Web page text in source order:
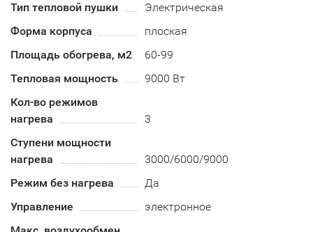
Тип тепловой пушки
Электрическая
Форма корпуса
плоская
Площадь обогрева, м2
60-99
Тепловая мощность
9000 Вт
Кол-во режимов
нагрева
3
Ступени мощности
нагрева
3000/6000/9000
Режим без нагрева
Да
Управление
электронное